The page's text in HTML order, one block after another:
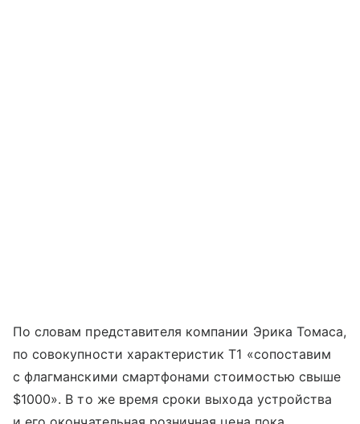
По словам представителя компании Эрика Томаса,
по совокупности характеристик T1 «сопоставим
с флагманскими смартфонами стоимостью свыше
$1000». В то же время сроки выхода устройства